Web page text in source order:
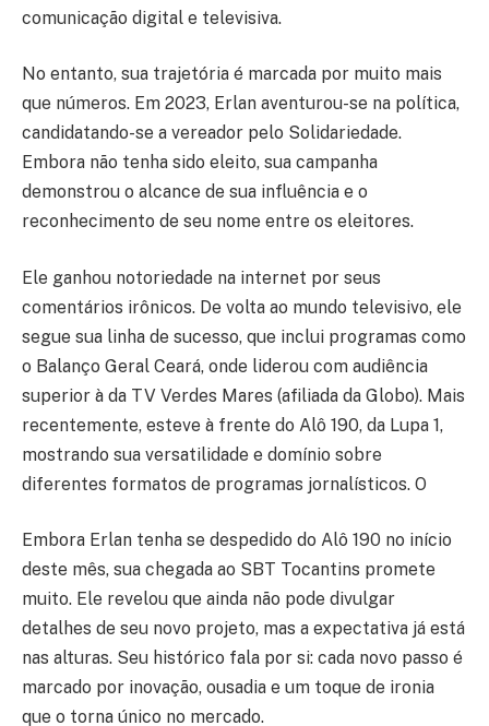
comunicação digital e televisiva.
No entanto, sua trajetória é marcada por muito mais
que números. Em 2023, Erlan aventurou-se na política,
candidatando-se a vereador pelo Solidariedade.
Embora não tenha sido eleito, sua campanha
demonstrou o alcance de sua influência e o
reconhecimento de seu nome entre os eleitores.
Ele ganhou notoriedade na internet por seus
comentários irônicos. De volta ao mundo televisivo, ele
segue sua linha de sucesso, que inclui programas como
o Balanço Geral Ceará, onde liderou com audiência
superior à da TV Verdes Mares (afiliada da Globo). Mais
recentemente, esteve à frente do Alô 190, da Lupa 1,
mostrando sua versatilidade e domínio sobre
diferentes formatos de programas jornalísticos. O
Embora Erlan tenha se despedido do Alô 190 no início
deste mês, sua chegada ao SBT Tocantins promete
muito. Ele revelou que ainda não pode divulgar
detalhes de seu novo projeto, mas a expectativa já está
nas alturas. Seu histórico fala por si: cada novo passo é
marcado por inovação, ousadia e um toque de ironia
que o torna único no mercado.